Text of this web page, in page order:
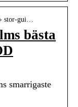
stor-gui…
bästa
smarrigaste